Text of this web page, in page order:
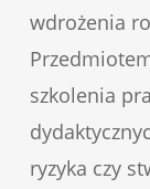
wdrożenia
szkolenia
ryzyka czy